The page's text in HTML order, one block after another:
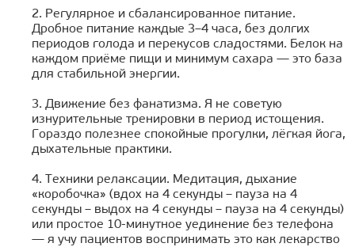
2. Регулярное и сбалансированное питание.
Дробное питание каждые 3–4 часа, без долгих
периодов голода и перекусов сладостями. Белок на
каждом приёме пищи и минимум сахара — это база
для стабильной энергии.
3. Движение без фанатизма. Я не советую
изнурительные тренировки в период истощения.
Гораздо полезнее спокойные прогулки, лёгкая йога,
дыхательные практики.
4. Техники релаксации. Медитация, дыхание
«коробочка» (вдох на 4 секунды – пауза на 4
секунды – выдох на 4 секунды – пауза на 4 секунды)
или простое 10-минутное уединение без телефона
— я учу пациентов воспринимать это как лекарство